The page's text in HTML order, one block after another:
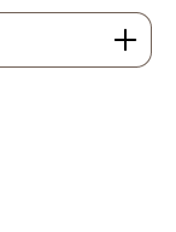
Wert ein